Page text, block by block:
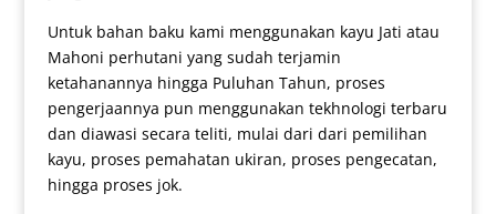
Untuk bahan baku kami menggunakan kayu Jati atau
Mahoni perhutani yang sudah terjamin
ketahanannya hingga Puluhan Tahun, proses
pengerjaannya pun menggunakan tekhnologi terbaru
dan diawasi secara teliti, mulai dari dari pemilihan
kayu, proses pemahatan ukiran, proses pengecatan,
hingga proses jok.